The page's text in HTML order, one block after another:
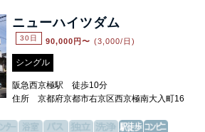
ニューハイツダム
30日 90,000 円〜 (3,000/日)
シングル
阪急西京極駅 徒歩10分
住所 京都府京都市右京区西京極南大入町16